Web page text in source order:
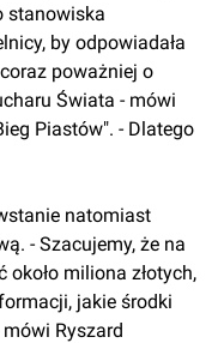
stanowiska
by odpowiadała
poważniej o
Świata - mówi
Piastów". - Dlatego
- Szacujemy, że na
miliona złotych,
jakie środki
Ryszard